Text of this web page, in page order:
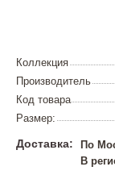
Коллекция
Производитель
Код товара
Размер:
Доставка: По
В